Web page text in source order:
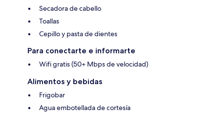
Secadora de cabello
Toallas
Cepillo y pasta de dientes
Para conectarte e informarte
Wifi gratis (50+ Mbps de velocidad)
Alimentos y bebidas
Frigobar
Agua embotellada de cortesía